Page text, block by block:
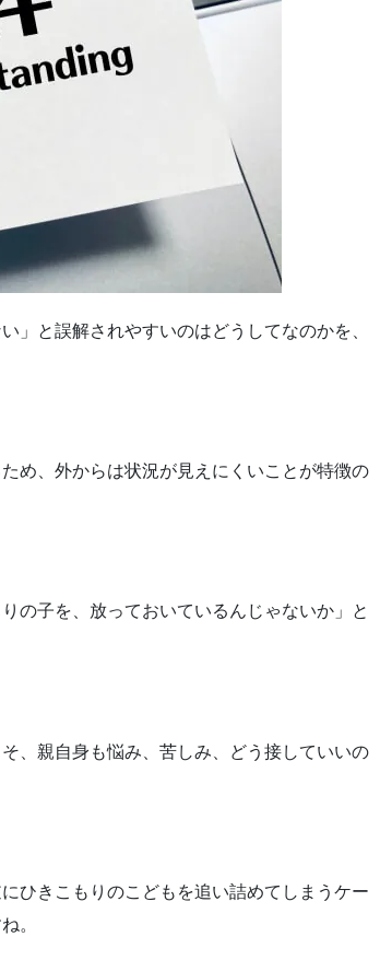
」と誤解されやすいのはどうしてなのかを、
め、外からは状況が見えにくいことが特徴の
の子を、放っておいているんじゃないか」と
、親自身も悩み、苦しみ、どう接していいの
ひきこもりのこどもを追い詰めてしまうケー
。